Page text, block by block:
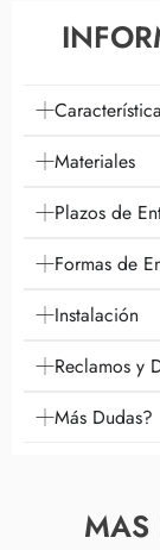
Materiales
Plazos de
Formas de
Instalación
Reclamos y
Más Dudas?
MAS